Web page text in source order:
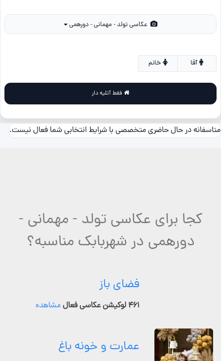
خانم
متاسفانه در حال حاضری متخصصی با شرایط انتخابی شما فعال نیست.
کجا برای عکاسی تولد - مهمانی -
دورهمی در شهربابک مناسبه؟
فضای باز
۴۶۱ لوکیشن عکاسی فعال مشاهده
عمارت و خونه باغ